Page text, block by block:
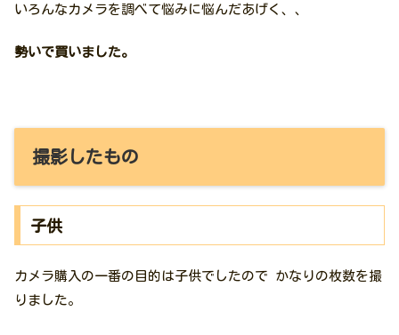
いろんなカメラを調べて悩みに悩んだあげく、、
勢いで買いました。
撮影したもの
子供
カメラ購入の一番の目的は子供でしたので かなりの枚数を撮
りました。